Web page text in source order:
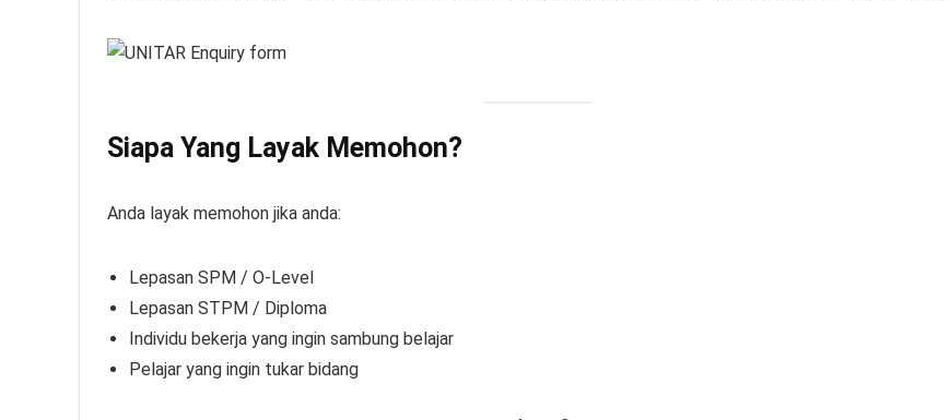
Siapa Yang Layak Memohon?
Anda layak memohon jika anda:
Lepasan SPM / O-Level
Lepasan STPM / Diploma
Individu bekerja yang ingin sambung belajar
Pelajar yang ingin tukar bidang